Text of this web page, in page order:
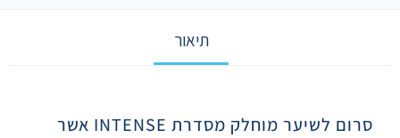
תיאור
סרום לשיער מוחלק מסדרת INTENSE אשר